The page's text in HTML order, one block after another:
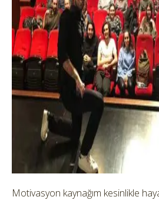
Motivasyon kaynağım kesinlikle